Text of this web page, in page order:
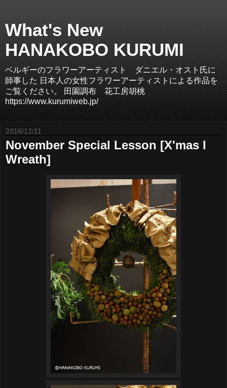
What's New
HANAKOBO KURUMI
ベルギーのフラワーアーティスト ダニエル・オスト氏に
師事した 日本人の女性フラワーアーティストによる作品を
ご覧ください。 田園調布 花工房胡桃
https://www.kurumiweb.jp/
2016/12/11
November Special Lesson [X'mas I
Wreath]